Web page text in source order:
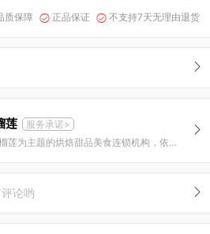
质保障  正品保证  不支持7天无理由退货
莲
服务承诺>
四季榴莲是一家以榴莲为主题的烘焙甜品美食连锁机构，依托清新别致的南洋风情，精选来自马来西亚的顶级D24和猫山王榴莲果肉，结合源自欧洲的烘焙工艺，专注于研发更高品质的榴莲美食——四季变幻，钟爱榴莲，成就你爱榴莲的每一种可能。
论哟